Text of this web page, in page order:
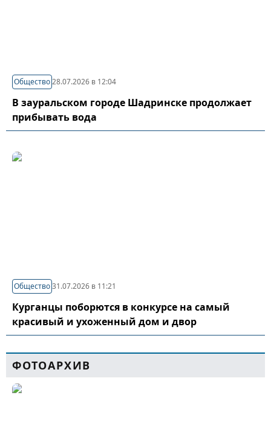
Общество28.07.2026 в 12:04
В зауральском городе Шадринске продолжает
прибывать вода
Общество31.07.2026 в 11:21
Курганцы поборются в конкурсе на самый
красивый и ухоженный дом и двор
ФОТОАРХИВ